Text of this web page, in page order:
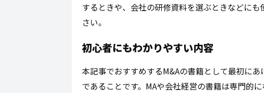
するときや、会社の研修資料を選ぶときなどに
さい。
初心者にもわかりやすい内容
本記事でおすすめするM&Aの書籍として最初にあ
であることです。MAや会社経営の書籍は専門的